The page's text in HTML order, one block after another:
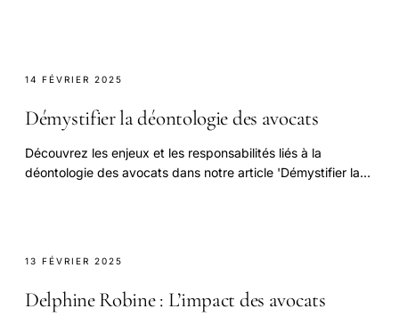
14 FÉVRIER 2025
Démystifier la déontologie des avocats
Découvrez les enjeux et les responsabilités liés à la
déontologie des avocats dans notre article 'Démystifier la
13 FÉVRIER 2025
Delphine Robine : L’impact des avocats